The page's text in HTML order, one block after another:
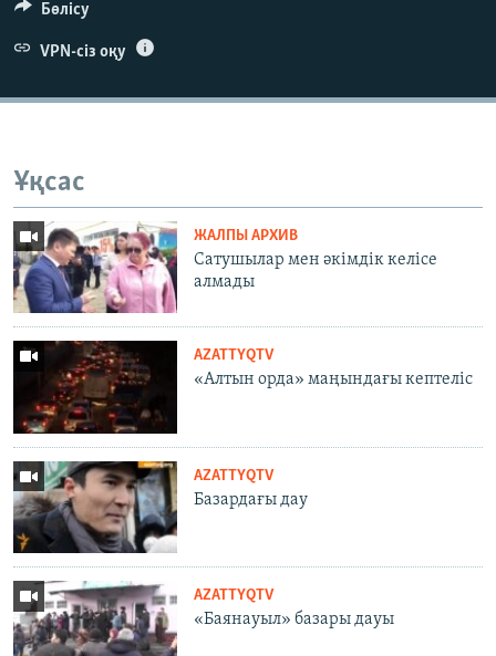
Бөлісу
VPN-сіз оқу
Ұқсас
ЖАЛПЫ АРХИВ
Сатушылар мен әкімдік келісе
алмады
AZATTYQTV
«Алтын орда» маңындағы кептеліс
AZATTYQTV
Базардағы дау
AZATTYQTV
«Баянауыл» базары дауы